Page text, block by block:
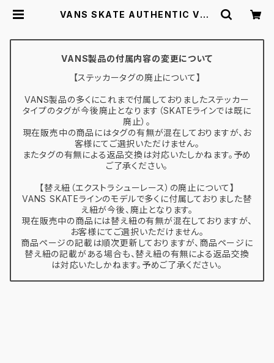
VANS SKATE AUTHENTIC VN0
ケート オーセンティック スケートシュ
ーズ | スケボー通販 BACKDOOR
VANS製品の付属内容の変更について
【ステッカータグの廃止について】
VANS製品の多くにこれまで付属しておりましたステッカー
タイプのタグが今後廃止となります（SKATEラインでは既に
廃止）。
現在販売中の商品にはタグの有無が混在しておりますが、お
客様にてご選択いただけません。
またタグの有無による返品交換は対応いたしかねます。予め
ご了承ください。
【替え紐（エクストラシューレース）の廃止について】
VANS SKATEラインのモデルで多くに付属しておりました替
え紐が今後、廃止となります。
現在販売中の商品には替え紐の有無が混在しておりますが、
お客様にてご選択いただけません。
商品ページの記載は順次更新しておりますが、商品ページに
替え紐の記載がある場合も、替え紐の有無による返品交換
は対応いたしかねます。予めご了承ください。